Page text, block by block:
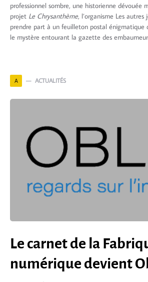
professionnel sombre, une historienne dévouée
projet Le Chrysanthème, l’organisme Les autres
prendre part à un feuilleton postal énigmatique
le mystère entourant la gazette des
A ACTUALITÉS
Le carnet de la
numérique devient